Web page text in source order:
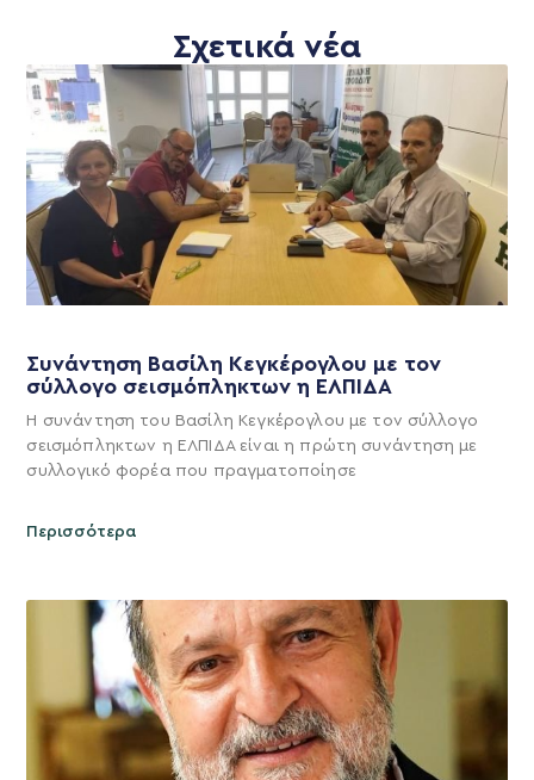
Σχετικά νέα
Συνάντηση Βασίλη Κεγκέρογλου με τον
σύλλογο σεισμόπληκτων η ΕΛΠΙΔΑ
Η συνάντηση του Βασίλη Κεγκέρογλου με τον σύλλογο
σεισμόπληκτων η ΕΛΠΙΔΑ είναι η πρώτη συνάντηση με
συλλογικό φορέα που πραγματοποίησε
Περισσότερα